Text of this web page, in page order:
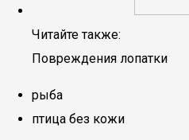
Читайте также:
Повреждения лопатки
рыба
птица без кожи